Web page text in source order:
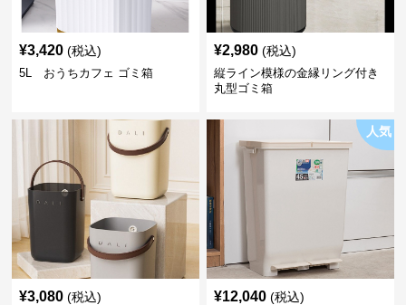
¥3,420 (税込)
5L おうちカフェ ゴミ箱
¥2,980 (税込)
縦ライン模様の金縁リング付き
丸型ゴミ箱
¥3,080 (税込)
人気
¥12,040 (税込)